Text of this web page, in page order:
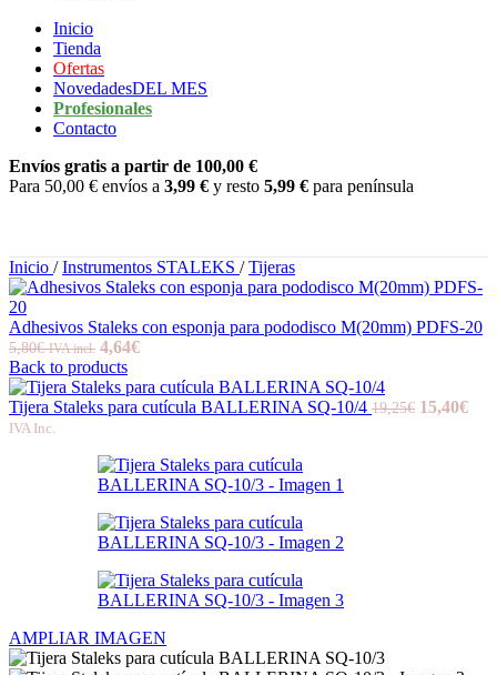
Inicio
Tienda
Ofertas
NovedadesDEL MES
Profesionales
Contacto
Envíos gratis a partir de 100,00 €
Para 50,00 € envíos a 3,99 € y resto 5,99 € para península
Inicio / Instrumentos STALEKS / Tijeras
Adhesivos Staleks con esponja para pododisco M(20mm) PDFS-20
5,80€ IVA incl. 4,64€
Back to products
Tijera Staleks para cutícula BALLERINA SQ-10/4 19,25€ 15,40€
IVA Inc.
AMPLIAR IMAGEN